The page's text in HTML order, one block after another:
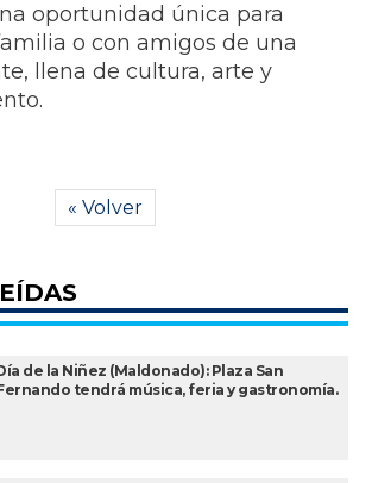
oportunidad única para
o con amigos de una
llena de cultura, arte y
« Volver
de la Niñez (Maldonado): Plaza San
tendrá música, feria y gastronomía.